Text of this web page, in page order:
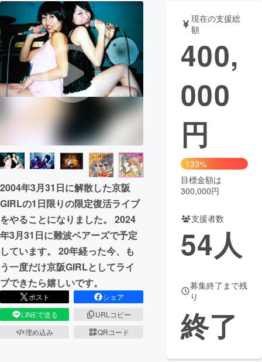
テクノロジー・ガジェット
映像・映画 書籍・雑誌
ビジネス・起業 チャレンジ
まちづくり・地域活性化
CAMPFIRE for Social Good CAMPFIRE Creation
CAMPFIREふるさと納税machi-ya コミュニティ
2004年3月31日に解散した京阪
GIRLの1日限りの限定復活ライブ
をやることになりました。 2024
年3月31日に難波ベアーズで予定
しています。 20年経った今、も
う一度だけ京阪GIRLとしてライ
ブできたら嬉しいです。
ポスト
シェア
LINEで送る
URLコピー
埋め込み
QRコード
現在の支援総
額
400,
000
円
133%
目標金額は
300,000円
支援者数
54人
募集終了まで残
り
終了